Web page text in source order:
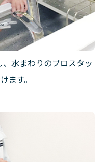
水まわりのプロスタッ
ます。